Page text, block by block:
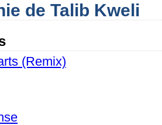
de Talib Kweli
(Remix)